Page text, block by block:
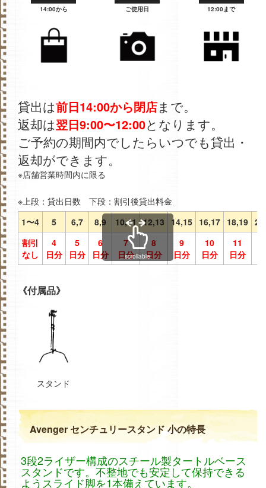
14:00から
ご使用日
12:00まで
貸出は前日14:00から閉店まで。
返却は翌日9:00〜12:00となります。
ご予約の期間内でしたらいつでも貸出・
返却ができます。
※店舗営業時間内に限る
※上段：貸出日数 下段：割引後貸出料金
1〜4
5 6,7 8,9 10,11 12,13 14,15 16,17 18,19
割引
なし
4
日分
5
日分
6
日分
7
日分
8
日分
9
日分
10
日分
11
日分
scrollable
《付属品》
スタンド
Avenger センチュリースタンド 小の特長
3段2ライザー構成のスチール製タートルベース
スタンドです。不整地でも安定して保持できる
ようスライド脚を1本備えています。